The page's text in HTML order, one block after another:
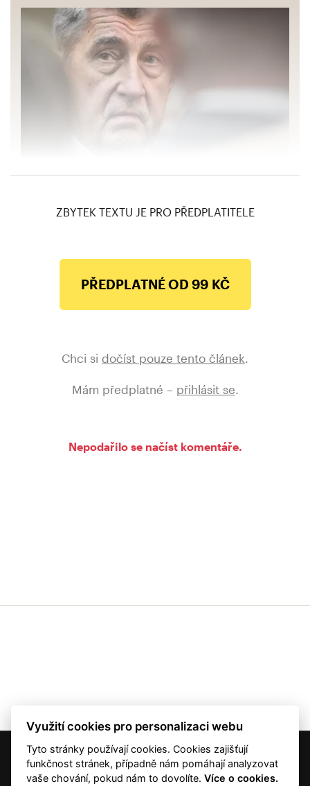
Pečinka: Babiš je toxický a hnutí ANO v pasti.
ZBYTEK TEXTU JE PRO PŘEDPLATITELE
PŘEDPLATNÉ OD 99 KČ
Chci si dočíst pouze tento článek
Mám předplatné – přihlásit se
Nepodařilo se načíst komentáře.
© 2001 — 2026 Copyright CMI News a dodavatelé obsahu. |
Využití cookies pro personalizaci webu
Tyto stránky používají cookies. Cookies zajišťují
funkčnost stránek, případně nám pomáhají analyzovat
vaše chování, pokud nám to dovolíte.Více o cookies.